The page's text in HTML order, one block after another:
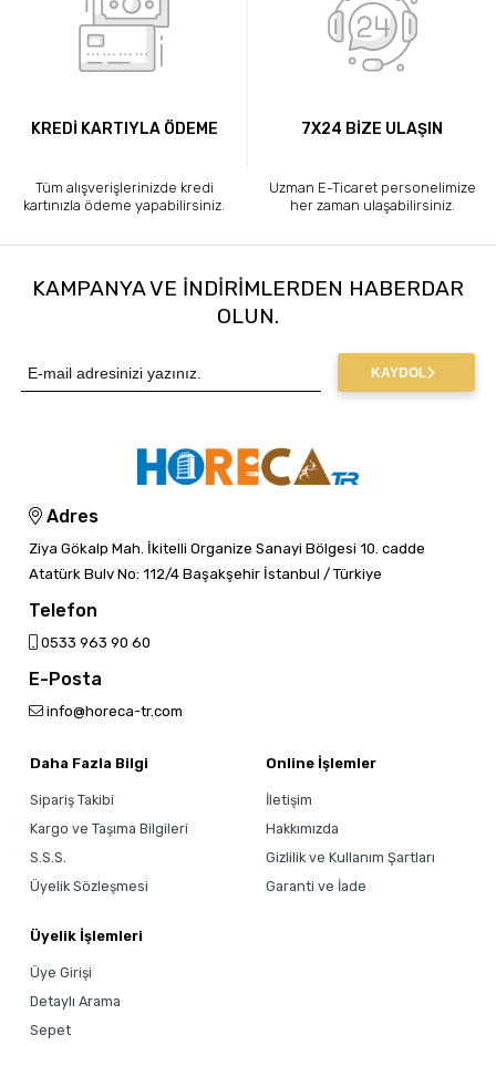
KREDİ KARTIYLA ÖDEME
Tüm alışverişlerinizde kredi
kartınızla ödeme yapabilirsiniz.
7X24 BİZE ULAŞIN
Uzman E-Ticaret personelimize
her zaman ulaşabilirsiniz.
KAMPANYA VE INDIRIMLERDEN HABERDAR
OLUN.
KAYDOL
Adres
Ziya Gökalp Mah. İkitelli Organize Sanayi Bölgesi 10. cadde
Atatürk Bulv No: 112/4 Başakşehir İstanbul / Türkiye
Telefon
0533 963 90 60
E-Posta
info@horeca-tr.com
Daha Fazla Bilgi
Sipariş Takibi
Kargo ve Taşıma Bilgileri
S.S.S.
Üyelik Sözleşmesi
Online İşlemler
İletişim
Hakkımızda
Gizlilik ve Kullanım Şartları
Garanti ve İade
Üyelik İşlemleri
Üye Girişi
Detaylı Arama
Sepet